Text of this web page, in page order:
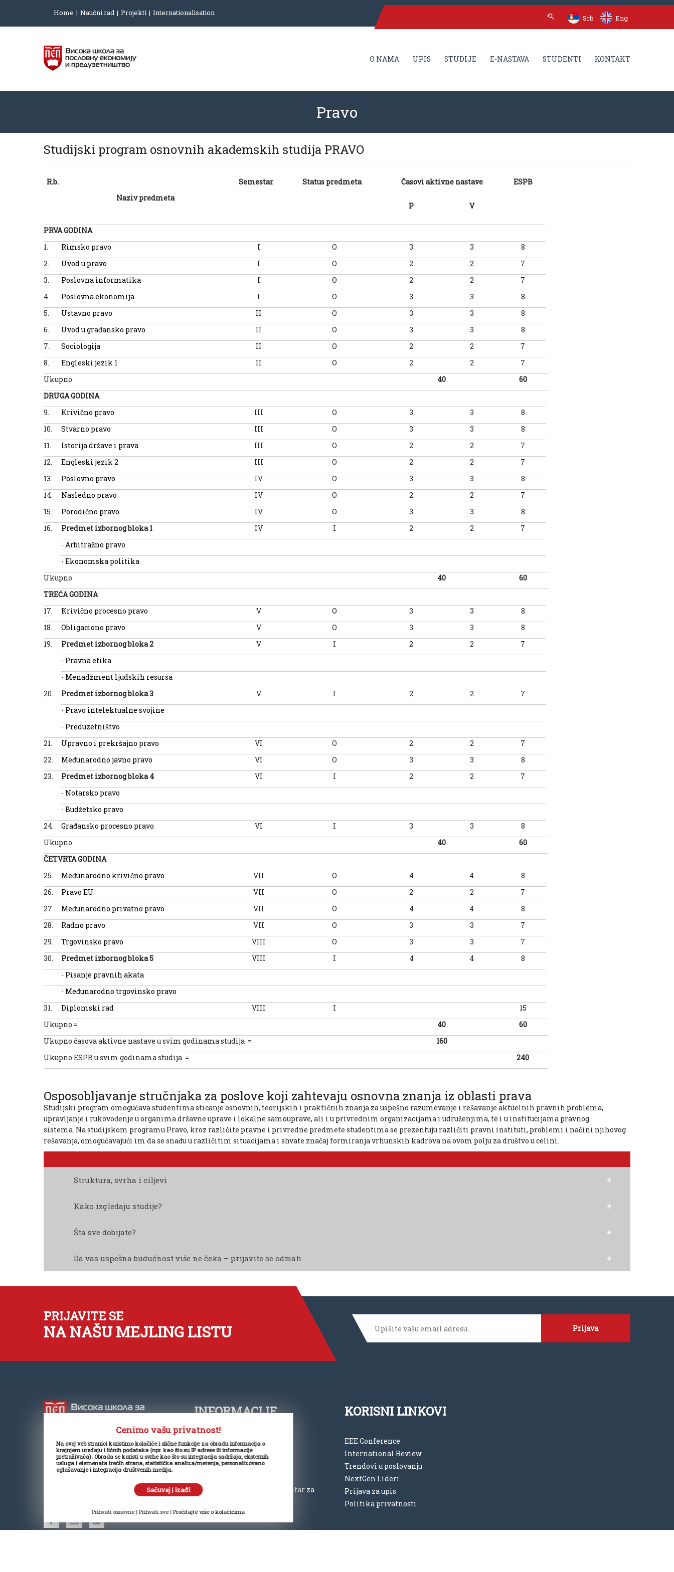
Home Naučni rad Projekti Internationalisation
Srb Eng
O NAMA UPIS STUDIJE E-NASTAVA STUDENTI KONTAKT
Pravo
Studijski program osnovnih akademskih studija PRAVO
R.b.
Naziv predmeta
Semestar Status predmeta Časovi aktivne nastave ESPB
P V
PRVA GODINA
1.
Rimsko pravo I O 3 3
8
2.
Uvod u pravo I O 2 2
7
3.
Poslovna informatika I O 2 2
7
4.
Poslovna ekonomija I O 3 3
8
5.
Ustavno pravo II O 3 3
8
6.
Uvod u građansko pravo II O 3 3
8
7.
Sociologija II O 2 2
7
8.
Engleski jezik 1 II O 2 2
7
Ukupno
40
60
DRUGA GODINA
9.
Krivično pravo III O 3 3
8
10.
Stvarno pravo III O 3 3
8
11.
Istorija države i prava III O 2 2
7
12.
Engleski jezik 2 III O 2 2
7
13.
Poslovno pravo IV O 3 3
8
14.
Nasledno pravo IV O 2 2
7
15.
Porodično pravo IV O 3 3
8
16.
Predmet izbornogbloka 1 IV I 2 2
7
- Arbitražno pravo
- Ekonomska politika
Ukupno
40
60
TREĆA GODINA
17.
Krivično procesno pravo V O 3 3
8
18.
Obligaciono pravo V O 3 3
8
19.
Predmet izbornogbloka2 V I 2 2
7
- Pravna etika
- Menadžment ljudskih resursa
20.
Predmet izbornogbloka3 V I 2 2
7
- Pravo intelektualne svojine
- Preduzetništvo
21.
Upravno i prekršajno pravo VI O 2 2
7
22.
Međunarodno javno pravo VI O 3 3
8
23.
Predmet izbornogbloka 4 VI I 2 2
7
- Notarsko pravo
- Budžetsko pravo
24.
Građansko procesno pravo VI I 3 3
8
Ukupno
40
60
ČETVRTA GODINA
25.
Međunarodno krivično pravo VII O 4 4
8
26.
Pravo EU VII O 2 2
7
27.
Međunarodno privatno pravo VII O 4 4
8
28.
Radno pravo VII O 3 3
7
29.
Trgovinsko pravo VIII O 3 3
7
30.
Predmet izbornog bloka 5 VIII I 4 4
8
- Pisanje pravnih akata
- Međunarodno trgovinsko pravo
31.
Diplomski rad VIII I
15
Ukupno =
40
60
Ukupno časova aktivne nastave u svim godinama studija =
160
Ukupno ESPB u svim godinama studija =
240
Osposobljavanje stručnjaka za poslove koji zahtevaju osnovna znanja iz oblasti prava
Studijski program omogućava studentima sticanje osnovnih, teorijskih i praktičnih znanja za uspešno razumevanje i rešavanje aktuelnih pravnih problema,
upravljanje i rukovođenje u organima državne uprave i lokalne samouprave, ali i u privrednim organizacijama i udruženjima, te i u institucijama pravnog
sistema. Na studijskom programu Pravo, kroz različite pravne i privredne predmete studentima se prezentuju različiti pravni instituti, problemi i načini njihovog
rešavanja, omogućavajući im da se snađu u različitim situacijama i shvate značaj formiranja vrhunskih kadrova na ovom polju za društvo u celini.
Struktura, svrha i ciljevi
Kako izgledaju studije?
Šta sve dobijate?
Da vas uspešna budućnost više ne čeka – prijavite se odmah
PRIJAVITE SE
NA NAŠU MEJLING LISTU Prijava
Visoka škola za poslovnu ekonomiju
je samostalna visokoškolska
ustanova koja realizuje osnovne i
master akademske studije u
društveno-humanističkom polju
INFORMACIJE
+381 11 2762 194
office@vspep.edu.rs
Mitropolita Petra 8, Centar za
KORISNI LINKOVI
EEE Conference
International Review
Trendovi u poslovanju
NextGen Lideri
Prijava za upis
Politika privatnosti
Cenimo vašu privatnost!
Na ovoj veb stranici koristimo kolačiće i slične funkcije za obradu informacija o
krajnjem uređaju i ličnih podataka (npr. kao što su IP adrese ili informacije
pretraživača). Obrada se koristi u svrhe kao što su integracija sadržaja, eksternih
usluga i elemenata trećih strana, statistička analiza/merenja, personalizovano
oglašavanje i integracija društvenih medija.
Sačuvaj | izađi
Prihvati osnovne|Prihvati sve|Pročitajte više o kolačićima